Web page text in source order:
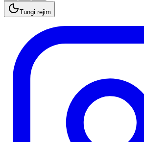
Tungi rejim